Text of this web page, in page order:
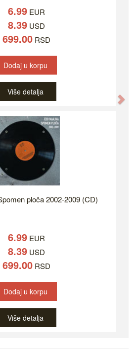
6.99 EUR
8.39 USD
699.00 RSD
Dodaj u korpu
Više detalja
ploča 2002-2009 (CD)
6.99 EUR
8.39 USD
699.00 RSD
Dodaj u korpu
Više detalja